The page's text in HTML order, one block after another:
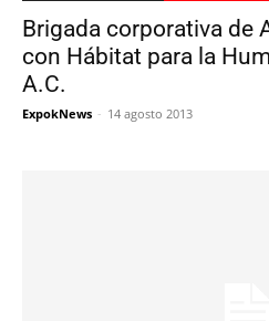
Brigada corporativa de
con Hábitat para la
A.C.
ExpokNews - 14 agosto 2013